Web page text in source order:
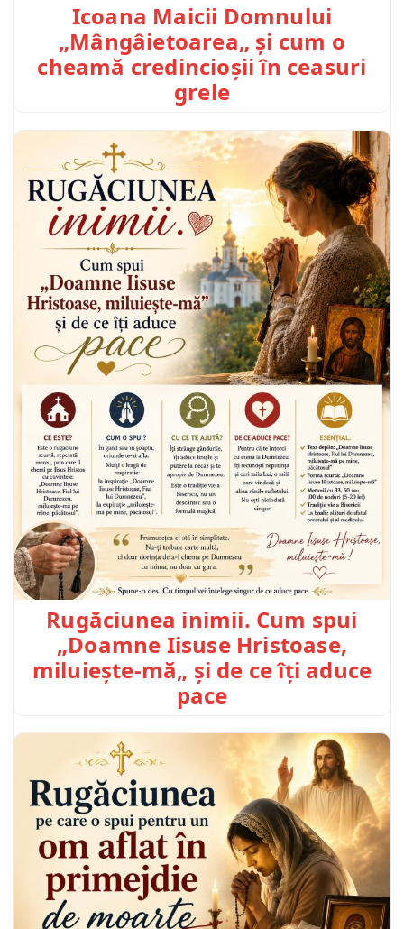
Icoana Maicii Domnului
„Mângâietoarea„ și cum o
cheamă credincioșii în ceasuri
grele
Rugăciunea inimii. Cum spui
„Doamne Iisuse Hristoase,
miluiește-mă„ și de ce îți aduce
pace